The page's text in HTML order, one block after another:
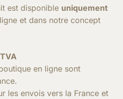
est disponible uniquement
et dans notre concept
en ligne sont
les envois vers la France et